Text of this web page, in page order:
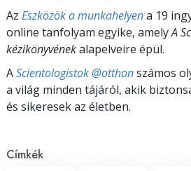
Az Eszközök a munkahelyena 19
online tanfolyam egyike, amelyA
kézikönyvénekalapelveire épül.
AScientologistok @otthonszámos
a világ minden tájáról, akik
és sikeresek az életben.
Címkék